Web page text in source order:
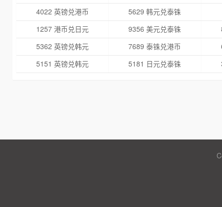
4022 英镑兑港币
5629 韩元兑泰铢
1257 港币兑日元
9356 美元兑泰铢
5362 英镑兑韩元
7689 泰铢兑港币
5151 英镑兑韩元
5181 日元兑泰铢